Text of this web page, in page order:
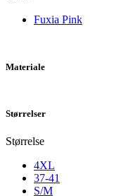
Fuxia Pink
Materiale
Størrelser
Størrelse
4XL
37-41
S/M